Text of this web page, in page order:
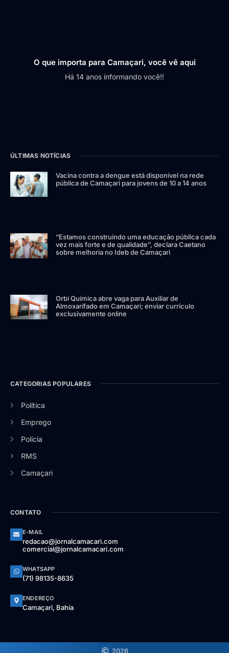
O que importa para Camaçari, você vê aqui
Há 14 anos informando você!!
ÚLTIMAS NOTÍCIAS
Vacina contra a dengue está disponível na rede
pública de Camaçari para jovens de 10 a 14 anos
“Estamos construindo uma educação pública cada
vez mais forte e de qualidade”, declara Caetano
sobre melhoria no Ideb de Camaçari
Orbi Química abre vaga para Auxiliar de
Almoxarifado em Camaçari; enviar currículo
exclusivamente online
CATEGORIAS POPULARES
Política
Emprego
Polícia
RMS
Camaçari
CONTATO
E-MAIL
redacao@jornalcamacari.com
comercial@jornalcamacari.com
WHATSAPP
(71) 98135-8635
ENDEREÇO
Camaçari, Bahia
2026